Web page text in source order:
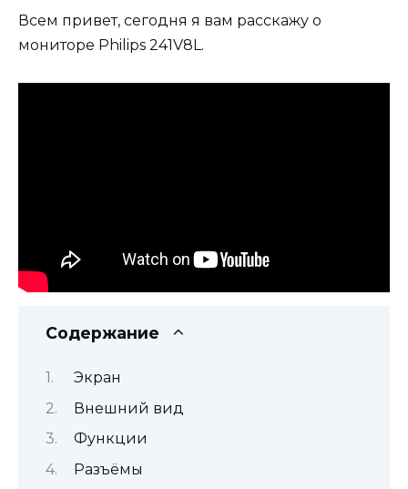
Всем привет, сегодня я вам расскажу о
мониторе Philips 241V8L.
Содержание
Экран
Внешний вид
Функции
Разъёмы